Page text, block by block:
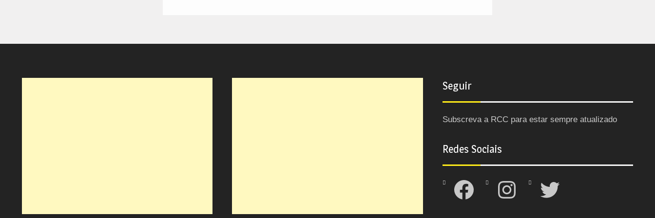
Seguir
Subscreva a RCC para estar sempre atualizado
Redes Sociais
Facebook Instagram Twitter